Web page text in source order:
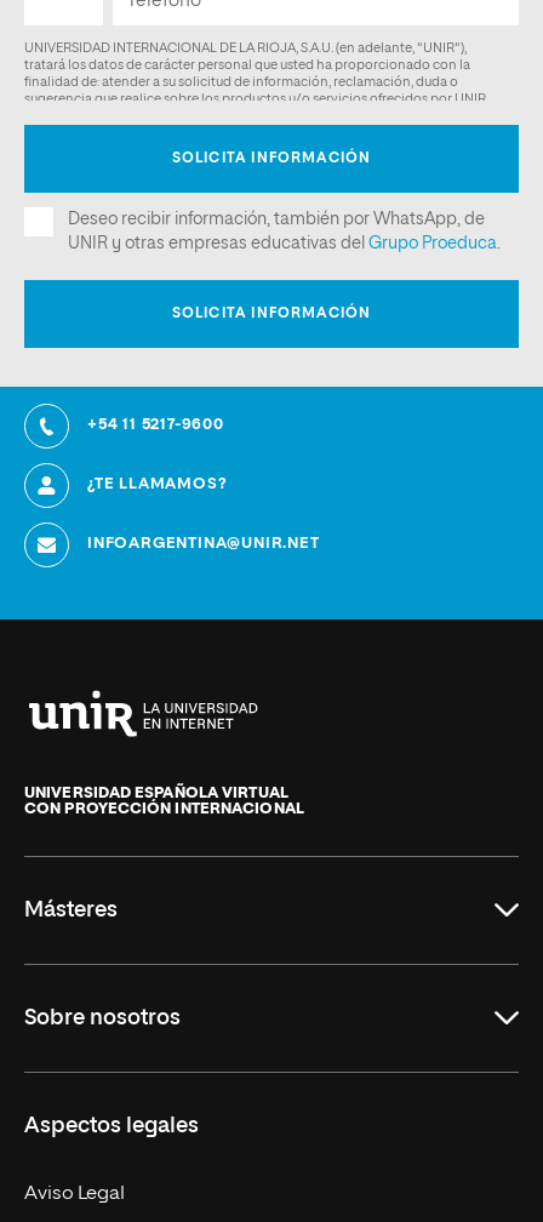
+54 11 5217-9600
¿TE LLAMAMOS?
INFOARGENTINA@UNIR.NET
de
La
UNIVERSIDAD ESPAÑOLA VIRTUAL
CON PROYECCIÓN INTERNACIONAL
Másteres
Derecho
Empresa
MBA
Sobre nosotros
Nuestro Equipo
Contacto
Aspectos legales
Aviso Legal